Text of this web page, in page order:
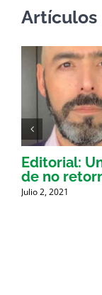
Artículos
Editorial:
de no
Julio 2, 2021